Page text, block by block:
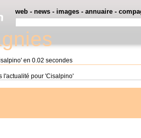
web - news - images - annuaire -
en 0.02 secondes
l'actualité pour 'Cisalpino'